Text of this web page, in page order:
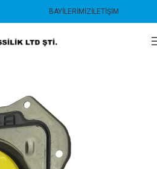
BAYILERIMIZİLETIŞIM